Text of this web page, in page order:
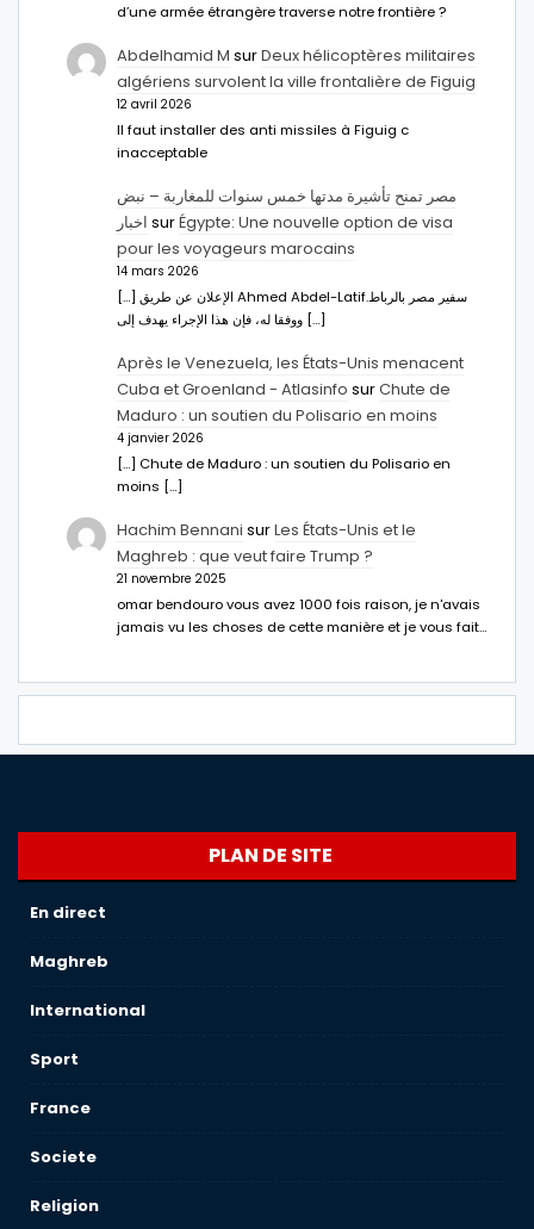
d’une armée étrangère traverse notre frontière ?
Abdelhamid M surDeux hélicoptères militaires
algériens survolent la ville frontalière de Figuig
12 avril 2026
Il faut installer des anti missiles à Figuig c
inacceptable
مصر تمنح تأشيرة مدتها خمس سنوات للمغاربة – نبض
اخبار surÉgypte: Une nouvelle option de visa
pour les voyageurs marocains
14 mars 2026
[…] الإعلان عن طريق Ahmed Abdel-Latifسفير مصر بالرباط.
ووفقا له، فإن هذا الإجراء يهدف إلى […]
Après le Venezuela, les États-Unis menacent
Cuba et Groenland - Atlasinfo surChute de
Maduro : un soutien du Polisario en moins
4 janvier 2026
[…] Chute de Maduro : un soutien du Polisario en
moins […]
Hachim Bennani surLes États-Unis et le
Maghreb : que veut faire Trump ?
21 novembre 2025
omar bendouro vous avez 1000 fois raison, je n'avais
jamais vu les choses de cette manière et je vous fait…
PLAN DE SITE
En direct
Maghreb
International
Sport
France
Societe
Religion